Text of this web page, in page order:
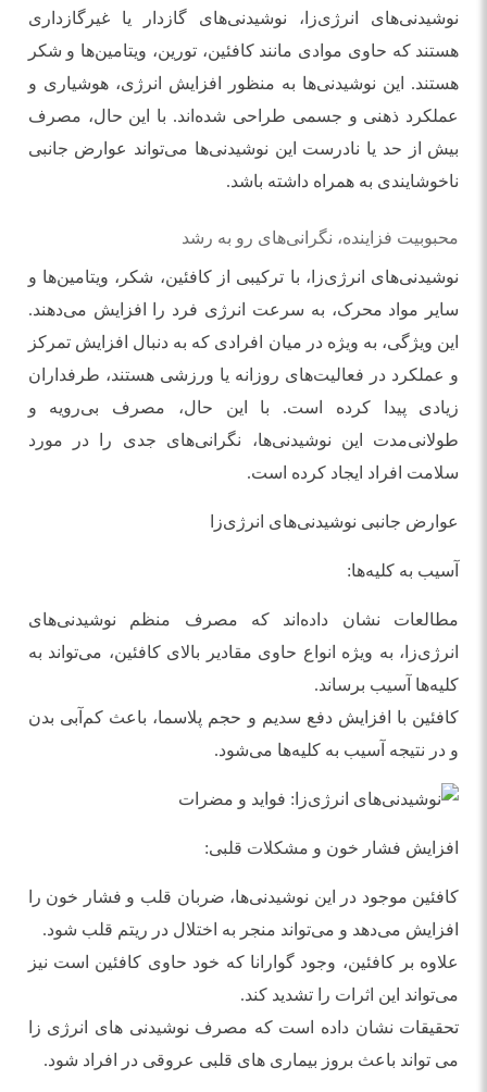
نوشیدنی‌های انرژی‌زا، نوشیدنی‌های گازدار یا غیرگازداری
هستند که حاوی موادی مانند کافئین، تورین، ویتامین‌ها و شکر
هستند. این نوشیدنی‌ها به منظور افزایش انرژی، هوشیاری و
عملکرد ذهنی و جسمی طراحی شده‌اند. با این حال، مصرف
بیش از حد یا نادرست این نوشیدنی‌ها می‌تواند عوارض جانبی
ناخوشایندی به همراه داشته باشد.
محبوبیت فزاینده، نگرانی‌های رو به رشد
نوشیدنی‌های انرژی‌زا، با ترکیبی از کافئین، شکر، ویتامین‌ها و
سایر مواد محرک، به سرعت انرژی فرد را افزایش می‌دهند.
این ویژگی، به ویژه در میان افرادی که به دنبال افزایش تمرکز
و عملکرد در فعالیت‌های روزانه یا ورزشی هستند، طرفداران
زیادی پیدا کرده است. با این حال، مصرف بی‌رویه و
طولانی‌مدت این نوشیدنی‌ها، نگرانی‌های جدی را در مورد
سلامت افراد ایجاد کرده است.
عوارض جانبی نوشیدنی‌های انرژی‌زا
آسیب به کلیه‌ها:
مطالعات نشان داده‌اند که مصرف منظم نوشیدنی‌های
انرژی‌زا، به ویژه انواع حاوی مقادیر بالای کافئین، می‌تواند به
کلیه‌ها آسیب برساند.
کافئین با افزایش دفع سدیم و حجم پلاسما، باعث کم‌آبی بدن
و در نتیجه آسیب به کلیه‌ها می‌شود.
افزایش فشار خون و مشکلات قلبی:
کافئین موجود در این نوشیدنی‌ها، ضربان قلب و فشار خون را
افزایش می‌دهد و می‌تواند منجر به اختلال در ریتم قلب شود.
علاوه بر کافئین، وجود گوارانا که خود حاوی کافئین است نیز
می‌تواند این اثرات را تشدید کند.
تحقیقات نشان داده است که مصرف نوشیدنی های انرژی زا
می تواند باعث بروز بیماری های قلبی عروقی در افراد شود.